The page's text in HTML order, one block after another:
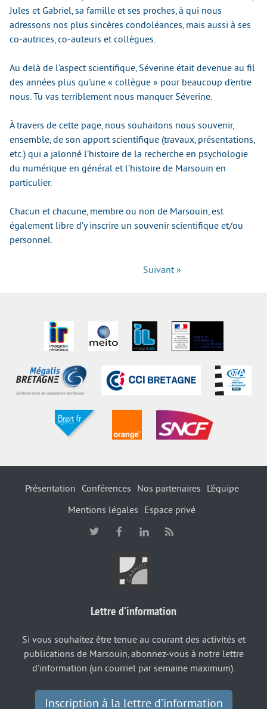
Jules et Gabriel, sa famille et ses proches, à qui nous
adressons nos plus sincères condoléances, mais aussi à ses
co-autrices, co-auteurs et collègues.
Au delà de l’aspect scientifique, Séverine était devenue au fil
des années plus qu’une « collègue » pour beaucoup d’entre
nous. Tu vas terriblement nous manquer Séverine.
À travers de cette page, nous souhaitons nous souvenir,
ensemble, de son apport scientifique (travaux, présentations,
etc.) qui a jalonné l’histoire de la recherche en psychologie
du numérique en général et l’histoire de Marsouin en
particulier.
Chacun et chacune, membre ou non de Marsouin, est
également libre d’y inscrire un souvenir scientifique et/ou
personnel.
Suivant »
Présentation Conférences Nos partenaires
L’équipe
Mentions légales
Espace privé
Lettre d’information
Si vous souhaitez être tenue au courant des activités et
publications de Marsouin, abonnez-vous à notre lettre
d’information (un courriel par semaine maximum).
Inscription à la lettre d’information